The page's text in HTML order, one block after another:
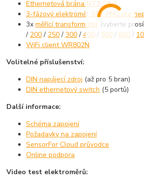
Ethernetová brána NT3-DN4
3-fázový elektroměr SE1-PM3 pro
3xměřící transformátor (vyberte
/ 200/ 250/300/400 / 500 / 600 /
WiFi client WR802N
Volitelné příslušenství:
DIN napájecí zdroj (až pro 5 bran)
DIN ethernetový switch (5 portů)
Další informace:
Schéma zapojení
Požadavky na zapojení
SensorFor Cloud průvodce
Online podpora
Video test elektroměrů: